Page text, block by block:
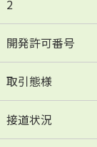
2
開発許可番号
取引態様
接道状況